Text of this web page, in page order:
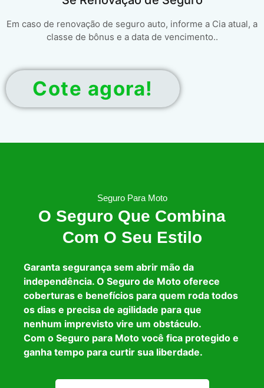
Em caso de renovação de seguro auto, informe a Cia atual, a
classe de bônus e a data de vencimento..
Cote agora!
Seguro Para Moto
O Seguro Que Combina
Com O Seu Estilo
Garanta segurança sem abrir mão da
independência. O Seguro de Moto oferece
coberturas e benefícios para quem roda todos
os dias e precisa de agilidade para que
nenhum imprevisto vire um obstáculo.
Com o Seguro para Moto você fica protegido e
ganha tempo para curtir sua liberdade.